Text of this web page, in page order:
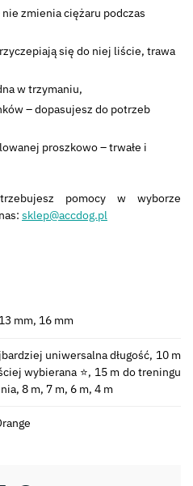
zmienia ciężaru podczas
się do niej liście, trawa
w trzymaniu,
– dopasujesz do potrzeb
proszkowo – trwałe i
pomocy w wyborze
sklep@accdog.pl
mm, 16 mm
uniwersalna długość, 10 m
wybierana ⭐, 15 m do treningu
8 m, 7 m, 6 m, 4 m